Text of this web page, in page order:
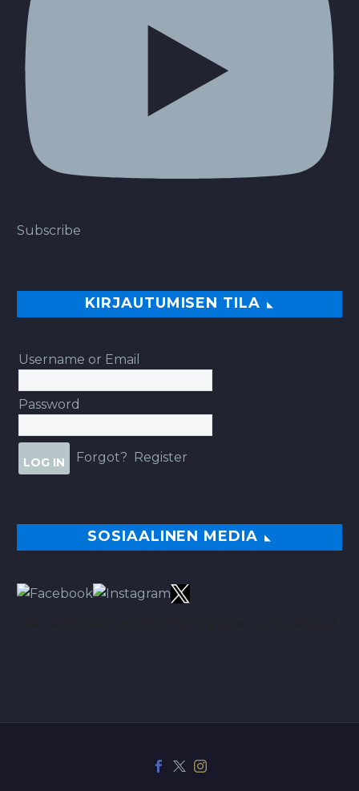
Subscribe
KIRJAUTUMISEN TILA
Username or Email
Password
Forgot? Register
SOSIAALINEN MEDIA